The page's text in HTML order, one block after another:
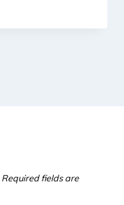
Required fields are